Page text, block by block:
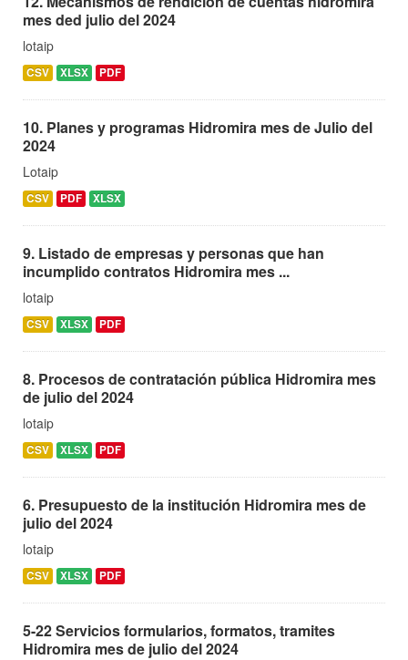
mes ded julio del 2024
lotaip
CSV XLSX PDF
10. Planes y programas Hidromira mes de Julio del
2024
Lotaip
CSV PDF XLSX
9. Listado de empresas y personas que han
incumplido contratos Hidromira mes ...
lotaip
CSV XLSX PDF
8. Procesos de contratación pública Hidromira mes
de julio del 2024
lotaip
CSV XLSX PDF
6. Presupuesto de la institución Hidromira mes de
julio del 2024
lotaip
CSV XLSX PDF
5-22 Servicios formularios, formatos, tramites
Hidromira mes de julio del 2024